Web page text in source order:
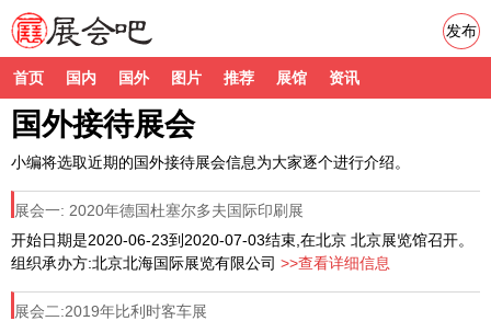
首页 国内 国外 图片 推荐 展馆 资讯
发布
国外接待展会
小编将选取近期的国外接待展会信息为大家逐个进行介绍。
展会一: 2020年德国杜塞尔多夫国际印刷展
开始日期是2020-06-23到2020-07-03结束,在北京 北京展览馆召开。
组织承办方:北京北海国际展览有限公司 >>查看详细信息
展会二:2019年比利时客车展